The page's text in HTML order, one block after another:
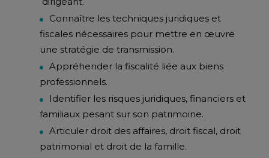
Connaître les techniques juridiques et
fiscales nécessaires pour mettre en œuvre
une stratégie de transmission.
Appréhender la fiscalité liée aux biens
professionnels.
Identifier les risques juridiques, financiers et
familiaux pesant sur son patrimoine.
Articuler droit des affaires, droit fiscal, droit
patrimonial et droit de la famille.